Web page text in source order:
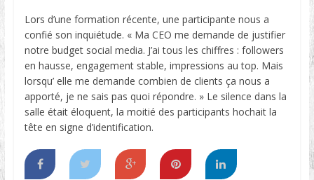
Lors d’une formation récente, une participante nous a
confié son inquiétude. « Ma CEO me demande de justifier
notre budget social media. J’ai tous les chiffres : followers
en hausse, engagement stable, impressions au top. Mais
lorsqu’ elle me demande combien de clients ça nous a
apporté, je ne sais pas quoi répondre. » Le silence dans la
salle était éloquent, la moitié des participants hochait la
tête en signe d’identification.